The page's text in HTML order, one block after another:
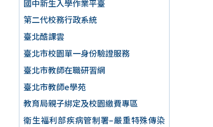
國中新生入學作業平臺
第二代校務行政系統
臺北酷課雲
臺北市校園單一身份驗證服務
臺北市教師在職研習網
臺北市教師e學苑
教育局親子綁定及校園繳費專區
衛生福利部疾病管制署–嚴重特殊傳染